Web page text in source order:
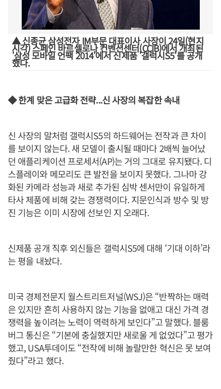
▲ 신종균 삼성전자 IM부문 대표이사 사장이 24일(현지
시각) 스페인 바르셀로나 컨벤션센터(CCIB)에서 개최된
'삼성 모바일 언팩 2014'에서 신제품 '갤럭시S5'를 공개
했다.
◆ 한계 맞은 고급화 전략...신 사장의 복잡한 속내
신 사장의 말처럼 갤럭시S5의 하드웨어는 전작과 큰 차이
를 보이지 않는다. 새 모델이 출시될 때마다 2배씩 늘어났
던 애플리케이션 프로세서(AP)는 거의 그대로 유지됐다. 디
스플레이와 메모리도 큰 발전을 보이지 못했다. 그나마 강
화된 카메라 성능과 새로 추가된 심박 센서만이 유일하게
타사 제품에 비해 갖는 경쟁력이다. 지문인식과 방수 및 방
진 기능은 이미 시장에 선보인 지 오래다.
신제품 공개 직후 외신들은 갤럭시S5에 대해 ‘기대 이하’라
는 평을 내놨다.
미국 경제전문지 월스트리트저널(WSJ)은 “반짝하는 매력
은 있지만 흔히 사용하지 않는 기능을 없애고 대신 가격 경
쟁력을 높이려는 노력이 역력하게 보인다”고 말했다. 블룸
버그 통신은 “기본에 충실했지만 새로울 게 없었다”고 평가
했고, USA투데이도 “전작에 비해 놀랄만한 혁신은 못 보여
줬다”라고 했다.